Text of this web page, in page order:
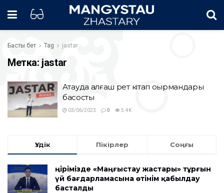
Басты бет Tag jastar
Метка: jastar
Ақтауда алғаш рет кітап оқырмандары
басқосты
03/06/2023 0 5.4K
Үздік Пікірлер Соңғы
Өңірімізде «Маңғыстау жастары» тұрғын
үй бағдарламасына өтінім қабылдау
басталды